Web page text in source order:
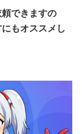
できますの
もオススメし